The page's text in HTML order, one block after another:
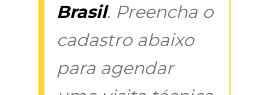
Brasil. Preencha o
cadastro abaixo
para agendar